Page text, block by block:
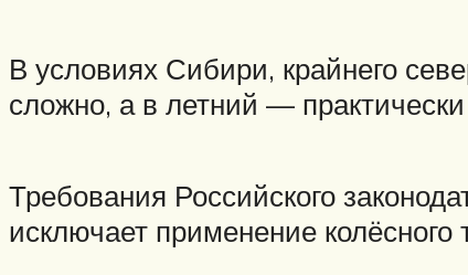
В условиях Сибири, крайнего
сложно, а в летний —
Требования Российского
исключает применение колёсного